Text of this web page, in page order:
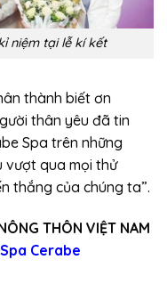
niệm tại lễ kí kết
thành biết ơn
thân yêu đã tin
Spa trên những
vượt qua mọi thử
thắng của chúng ta”.
THÔN VIỆT NAM
Cerabe